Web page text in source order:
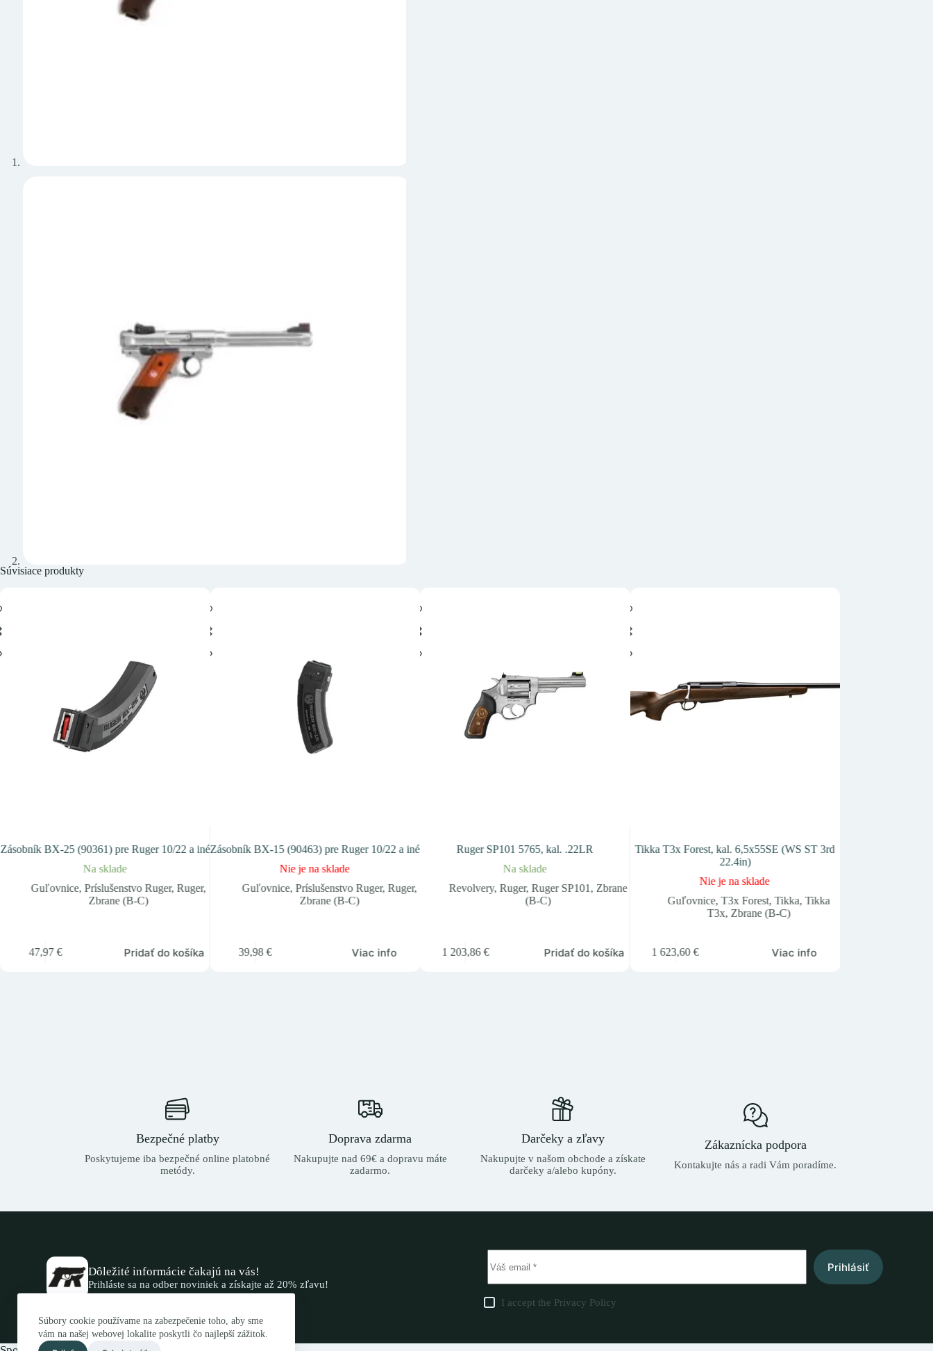
Súbory cookie používame na zabezpečenie toho, aby sme
vám na našej webovej lokalite poskytli čo najlepší zážitok.
Súvisiace produkty
Zásobník BX-25 (90361) pre Ruger 10/22 a iné
Na sklade
Guľovnice,Príslušenstvo Ruger,Ruger,
Zbrane (B-C)
47,97€ Pridať do košíka
Zásobník BX-15 (90463) pre Ruger 10/22 a iné
Nie je na sklade
Guľovnice, Príslušenstvo Ruger, Ruger,
Zbrane (B-C)
39,98€ Viac info
Ruger SP101 5765, kal. .22LR
Na sklade
Revolvery,Ruger,Ruger SP101, Zbrane
(B-C)
1 203,86€ Pridať do košíka
Tikka T3x Forest, kal. 6,5x55SE (WS ST 3rd
22.4in)
Nie je na sklade
Guľovnice,T3x Forest,Tikka,Tikka
T3x, Zbrane (B-C)
1 623,60€ Viac info
Bezpečné platby
Poskytujeme iba bezpečné online platobné
metódy.
Doprava zdarma
Nakupujte nad 69€ a dopravu máte
zadarmo.
Darčeky a zľavy
Nakupujte v našom obchode a získate
darčeky a/alebo kupóny.
Zákaznícka podpora
Kontakujte nás a radi Vám poradíme.
Dôležité informácie čakajú na vás!
Prihláste sa na odber noviniek a získajte až 20% zľavu!
Prihlásiť
I accept the Privacy Policy